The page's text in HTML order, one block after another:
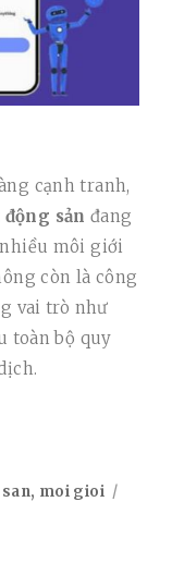
cạnh tranh,
sản đang
môi giới
còn là công
vai trò như
toàn bộ quy
bất động
, moi gioi